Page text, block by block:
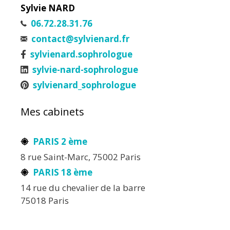
Sylvie NARD
06.72.28.31.76
contact@sylvienard.fr
sylvienard.sophrologue
sylvie-nard-sophrologue
sylvienard_sophrologue
Mes cabinets
PARIS 2 ème
8 rue Saint-Marc, 75002 Paris
PARIS 18 ème
14 rue du chevalier de la barre
75018 Paris